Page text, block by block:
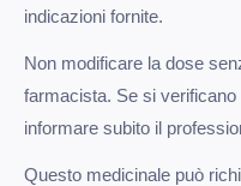
indicazioni fornite.
Non modificare la dose
farmacista. Se si
informare subito il
Questo medicinale può